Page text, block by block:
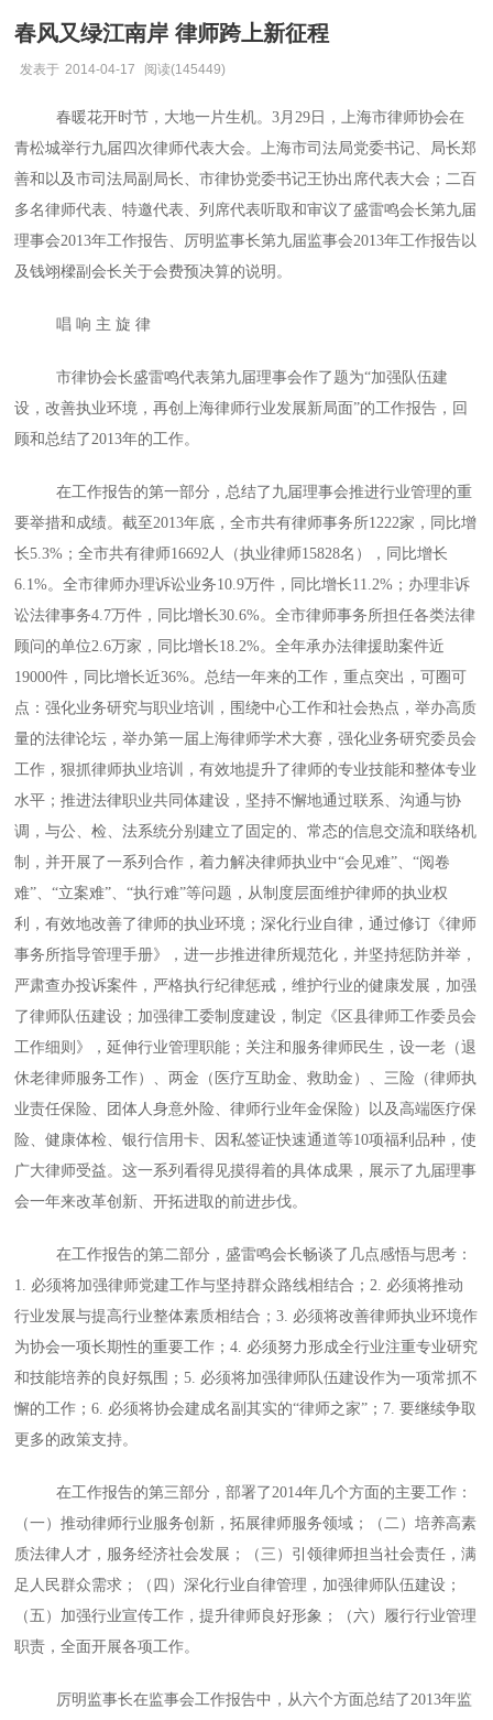
春风又绿江南岸 律师跨上新征程
发表于 2014-04-17 阅读(145449)
春暖花开时节，大地一片生机。3月29日，上海市律师协会在
青松城举行九届四次律师代表大会。上海市司法局党委书记、局长郑
善和以及市司法局副局长、市律协党委书记王协出席代表大会；二百
多名律师代表、特邀代表、列席代表听取和审议了盛雷鸣会长第九届
理事会2013年工作报告、厉明监事长第九届监事会2013年工作报告以
及钱翊樑副会长关于会费预决算的说明。
唱 响 主 旋 律
市律协会长盛雷鸣代表第九届理事会作了题为“加强队伍建
设，改善执业环境，再创上海律师行业发展新局面”的工作报告，回
顾和总结了2013年的工作。
在工作报告的第一部分，总结了九届理事会推进行业管理的重
要举措和成绩。截至2013年底，全市共有律师事务所1222家，同比增
长5.3%；全市共有律师16692人（执业律师15828名），同比增长
6.1%。全市律师办理诉讼业务10.9万件，同比增长11.2%；办理非诉
讼法律事务4.7万件，同比增长30.6%。全市律师事务所担任各类法律
顾问的单位2.6万家，同比增长18.2%。全年承办法律援助案件近
19000件，同比增长近36%。总结一年来的工作，重点突出，可圈可
点：强化业务研究与职业培训，围绕中心工作和社会热点，举办高质
量的法律论坛，举办第一届上海律师学术大赛，强化业务研究委员会
工作，狠抓律师执业培训，有效地提升了律师的专业技能和整体专业
水平；推进法律职业共同体建设，坚持不懈地通过联系、沟通与协
调，与公、检、法系统分别建立了固定的、常态的信息交流和联络机
制，并开展了一系列合作，着力解决律师执业中“会见难”、“阅卷
难”、“立案难”、“执行难”等问题，从制度层面维护律师的执业权
利，有效地改善了律师的执业环境；深化行业自律，通过修订《律师
事务所指导管理手册》，进一步推进律所规范化，并坚持惩防并举，
严肃查办投诉案件，严格执行纪律惩戒，维护行业的健康发展，加强
了律师队伍建设；加强律工委制度建设，制定《区县律师工作委员会
工作细则》，延伸行业管理职能；关注和服务律师民生，设一老（退
休老律师服务工作）、两金（医疗互助金、救助金）、三险（律师执
业责任保险、团体人身意外险、律师行业年金保险）以及高端医疗保
险、健康体检、银行信用卡、因私签证快速通道等10项福利品种，使
广大律师受益。这一系列看得见摸得着的具体成果，展示了九届理事
会一年来改革创新、开拓进取的前进步伐。
在工作报告的第二部分，盛雷鸣会长畅谈了几点感悟与思考：
1. 必须将加强律师党建工作与坚持群众路线相结合；2. 必须将推动
行业发展与提高行业整体素质相结合；3. 必须将改善律师执业环境作
为协会一项长期性的重要工作；4. 必须努力形成全行业注重专业研究
和技能培养的良好氛围；5. 必须将加强律师队伍建设作为一项常抓不
懈的工作；6. 必须将协会建成名副其实的“律师之家”；7. 要继续争取
更多的政策支持。
在工作报告的第三部分，部署了2014年几个方面的主要工作：
（一）推动律师行业服务创新，拓展律师服务领域；（二）培养高素
质法律人才，服务经济社会发展；（三）引领律师担当社会责任，满
足人民群众需求；（四）深化行业自律管理，加强律师队伍建设；
（五）加强行业宣传工作，提升律师良好形象；（六）履行行业管理
职责，全面开展各项工作。
厉明监事长在监事会工作报告中，从六个方面总结了2013年监